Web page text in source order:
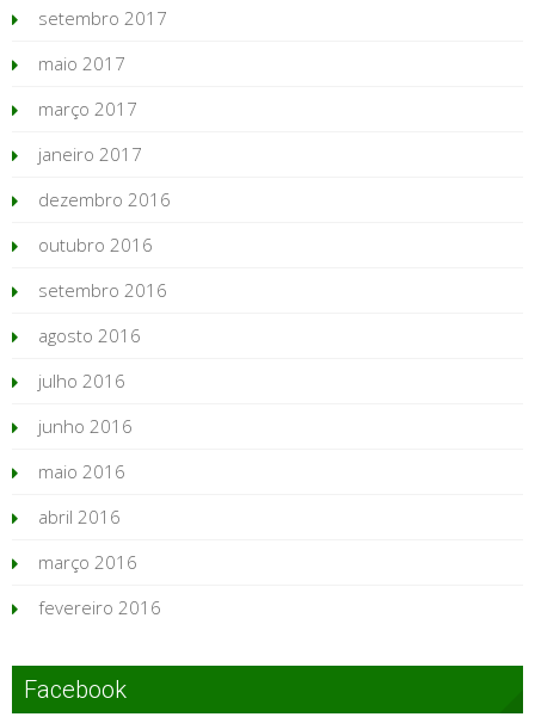
setembro 2017
maio 2017
março 2017
janeiro 2017
dezembro 2016
outubro 2016
setembro 2016
agosto 2016
julho 2016
junho 2016
maio 2016
abril 2016
março 2016
fevereiro 2016
Facebook